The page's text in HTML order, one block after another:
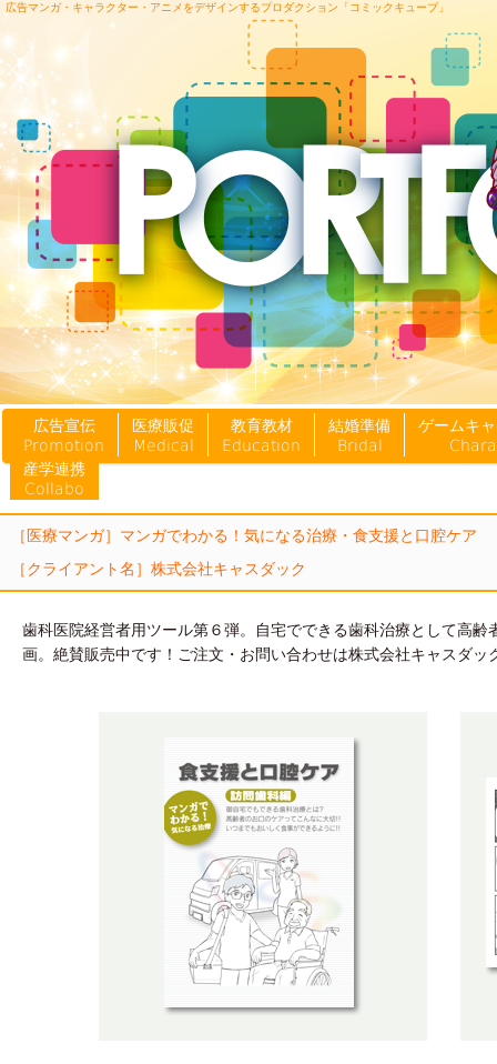
［医療マンガ］マンガでわかる！気になる治療・ 食支援と口腔ケア
広告宣伝
Promotion
医療販促
Medical
教育教材
Education
結婚準備
Bridal
ゲームキ
産学連携
Collabo
［ クライアント名 ］株式会社キャスダック
歯科医院経営者用ツール第６弾。自宅でできる歯科治療として高
画。絶賛販売中です！ご注文・お問い合わせは株式会社キャスダッ
広告マンガ・キャラクター・アニメをデザインするプロダクション「コミックキューブ」